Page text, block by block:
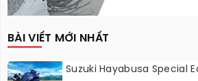
BÀI VIẾT MỚI NHẤT
Suzuki Hayabusa Special